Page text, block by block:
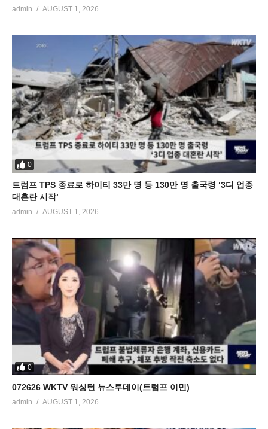
admin AUGUST 1, 2026
0
트럼프 TPS 종료로 하이티 33만 명 등 130만 명 출국령 ‘3디 업종
대혼란 시작’
admin AUGUST 1, 2026
0
072626 WKTV 워싱턴 뉴스투데이(트럼프 이민)
admin AUGUST 1, 2026